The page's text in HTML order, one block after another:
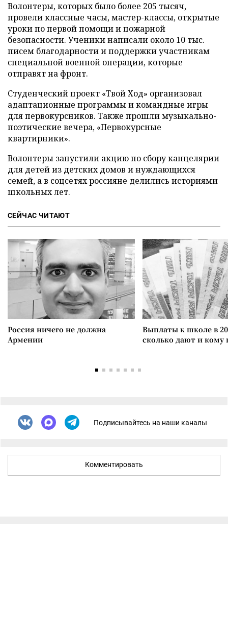
Волонтеры, которых было более 205 тысяч,
провели классные часы, мастер-классы, открытые
уроки по первой помощи и пожарной
безопасности. Ученики написали около 10 тыс.
писем благодарности и поддержки участникам
специальной военной операции, которые
отправят на фронт.
Студенческий проект «Твой Ход» организовал
адаптационные программы и командные игры
для первокурсников. Также прошли музыкально-
поэтические вечера, «Первокурсные
квартирники».
Волонтеры запустили акцию по сбору канцелярии
для детей из детских домов и нуждающихся
семей, а в соцсетях россияне делились историями
школьных лет.
СЕЙЧАС ЧИТАЮТ
Россия ничего не должна
Армении
Выплаты к школе в
сколько дают и
Подписывайтесь на наши каналы
Комментировать